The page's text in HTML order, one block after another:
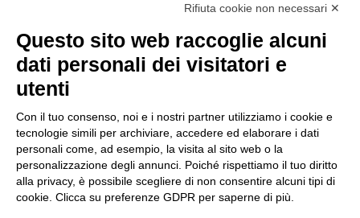
15 ore fa
Milano Aiuta Estate, 1600 prestazioni di
assistenza attivate
17 ore fa
Il potenziale invisibile: come la
curiosità guida l’evoluzione umana
24 ore fa
Milano tra tradizione e mutamento: il
Rifiuta cookie non necessari ✕
Questo sito web raccoglie alcuni
dati personali dei visitatori e
utenti
Con il tuo consenso, noi e i nostri partner utilizziamo i cookie e
tecnologie simili per archiviare, accedere ed elaborare i dati
personali come, ad esempio, la visita al sito web o la
personalizzazione degli annunci. Poiché rispettiamo il tuo diritto
alla privacy, è possibile scegliere di non consentire alcuni tipi di
cookie. Clicca su preferenze GDPR per saperne di più.